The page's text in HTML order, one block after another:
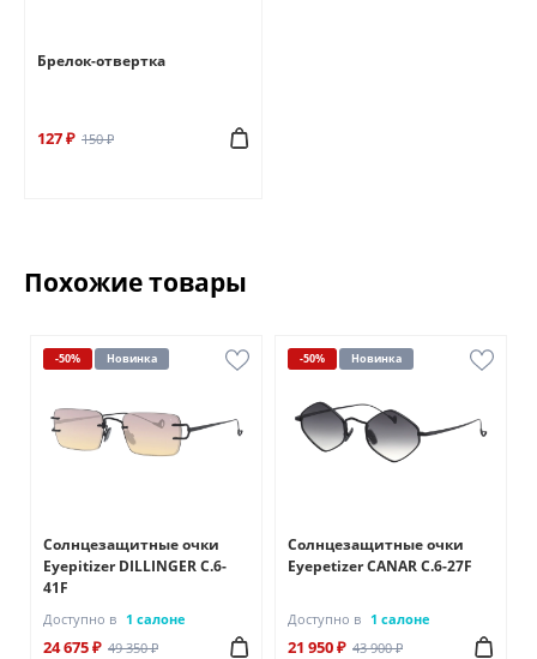
Брелок-отвертка
127 ₽ 150 ₽
Похожие товары
-50% Новинка
Солнцезащитные очки
Eyepitizer DILLINGER C.6-
41F
Доступно в 1 салоне
24 675 ₽ 49 350 ₽
-50% Новинка
Солнцезащитные очки
Eyepetizer CANAR C.6-27F
Доступно в 1 салоне
21 950 ₽ 43 900 ₽